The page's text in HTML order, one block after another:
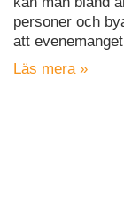
personer och
att
Läs mera »